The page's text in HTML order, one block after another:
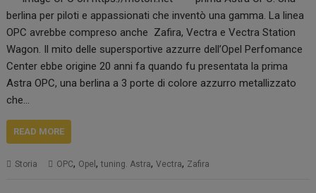
berlina per piloti e appassionati che inventò una gamma. La linea
OPC avrebbe compreso anche Zafira, Vectra e Vectra Station
Wagon. Il mito delle supersportive azzurre dell’Opel Perfomance
Center ebbe origine 20 anni fa quando fu presentata la prima
Astra OPC, una berlina a 3 porte di colore azzurro metallizzato
che…
READ MORE
Storia OPC, Opel,tuning. Astra,Vectra, Zafira